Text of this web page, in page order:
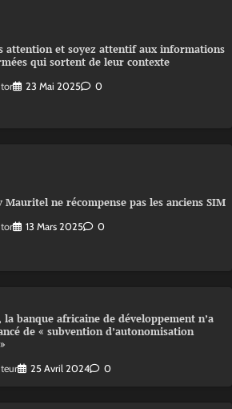
attention et soyez attentif aux informations
qui sortent de leur contexte
23 Mai 2025 0
Mauritel ne récompense pas les anciens SIM
13 Mars 2025 0
la banque africaine de développement n’a
de « subvention d’autonomisation
25 Avril 2024 0